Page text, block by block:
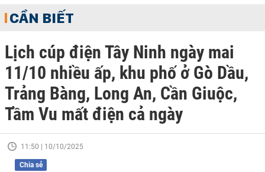
CẦN BIẾT
Lịch cúp điện Tây Ninh ngày mai
11/10 nhiều ấp, khu phố ở Gò Dầu,
Trảng Bàng, Long An, Cần Giuộc,
Tầm Vu mất điện cả ngày
11:50 | 10/10/2025
Chia sẻ